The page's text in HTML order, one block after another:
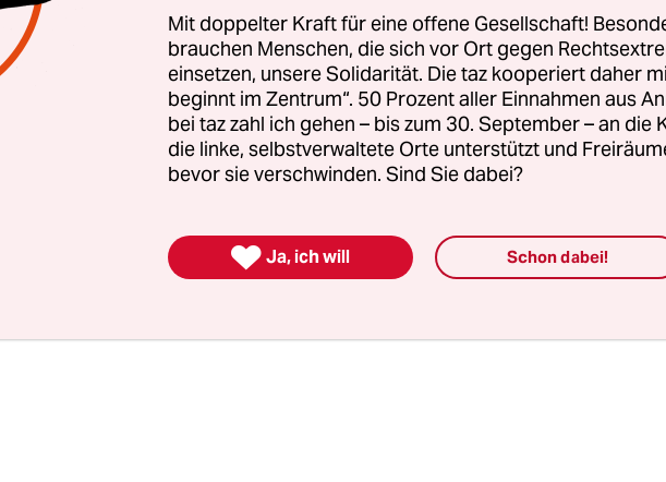
unabwendbar an den Rand gedrängt.
beschäftigte sich an diesem Wochenende mit diesem
Climate Cultures Festivalim Roten Salon der Berliner
bei dem Ex­per­t:in­nen aus aller Welt darüber diskutieren,
Form der Klimawandel in Literatur, Diskursen, Fotografie
Mit doppelter Kraft für eine offene Gesellschaft!
brauchen Menschen, die sich vor Ort gegen
einsetzen, unsere Solidarität. Die taz kooperiert daher
beginnt im Zentrum“. 50 Prozent aller Einnahmen aus
bei taz zahl ich gehen – bis zum 30. September – an die
die linke, selbstverwaltete Orte unterstützt und
bevor sie verschwinden. Sind Sie dabei?
 Ja, ich will Schon dabei!